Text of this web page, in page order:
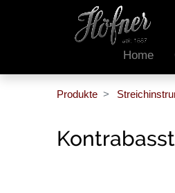
Home
Produkte